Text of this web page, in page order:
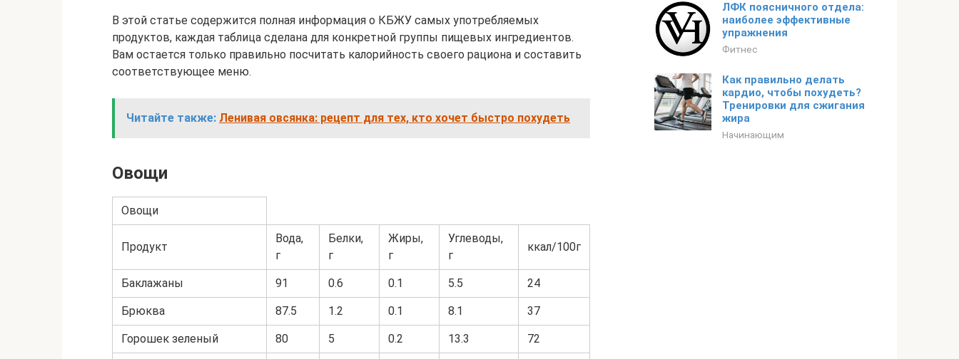
В этой статье содержится полная информация о КБЖУ самых употребляемых
продуктов, каждая таблица сделана для конкретной группы пищевых ингредиентов.
Вам остается только правильно посчитать калорийность своего рациона и составить
соответствующее меню.
Читайте также: Ленивая овсянка: рецепт для тех, кто хочет быстро похудеть
Овощи
Овощи
Продукт
Вода,
г
Белки,
г
Жиры,
г
Углеводы,
г
ккал/100г
Баклажаны 91 0.6 0.1 5.5 24
Брюква 87.5 1.2 0.1 8.1 37
Горошек зеленый 80 5 0.2 13.3 72
ЛФК поясничного отдела:
наиболее эффективные
упражнения
Фитнес
Как правильно делать
кардио, чтобы похудеть?
Тренировки для сжигания
жира
Начинающим